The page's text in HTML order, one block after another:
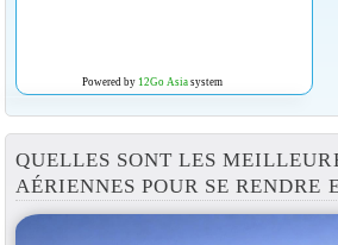
Powered by 12Go Asiasystem
QUELLES SONT LES
AÉRIENNES POUR SE RENDRE